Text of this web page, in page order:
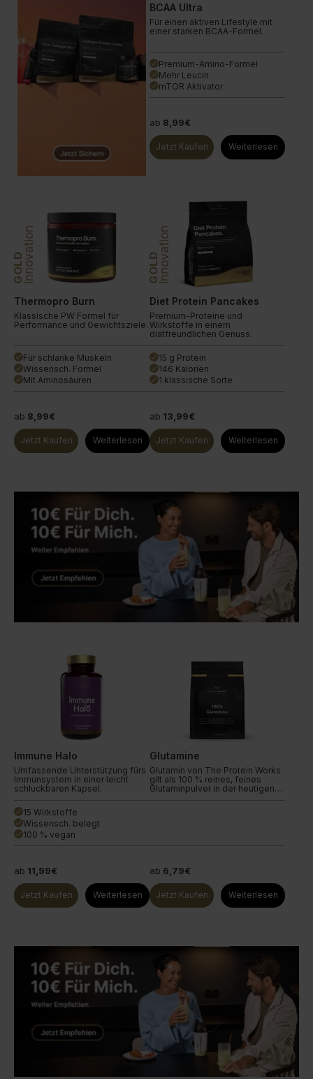
BCAA Ultra
Für einen aktiven Lifestyle mit
einer starken BCAA-Formel.
done Premium-Amino-Formel
done Mehr Leucin
done mTOR Aktivator
ab 8,99€
Jetzt Kaufen Weiterlesen
GOLDInnovation
Thermopro Burn
Klassische PW Formel für
Performance und Gewichtsziele.
done Für schlanke Muskeln
done Wissensch. Formel
done Mit Aminosäuren
ab 8,99€
Jetzt Kaufen Weiterlesen
GOLDInnovation
Diet Protein Pancakes
Premium-Proteine und
Wirkstoffe in einem
diätfreundlichen Genuss.
done 15 g Protein
done 146 Kalorien
done 1 klassische Sorte
ab 13,99€
Jetzt Kaufen Weiterlesen
Immune Halo
Umfassende Unterstützung fürs
Immunsystem in einer leicht
schluckbaren Kapsel.
done 15 Wirkstoffe
done Wissensch. belegt
done 100 % vegan
ab 11,99€
Jetzt Kaufen Weiterlesen
Glutamine
Glutamin von The Protein Works
gilt als 100 % reines, feines
Glutaminpulver in der heutigen
Sporternährung. Glutamin ist die
Verbesserung der Erholung nach
dem Training. Darüber hinaus
sorgt Glutamin für ein effektives
Funktionieren des
Immunsystems. Es hilft dem
Glutaminergänzung kann
außerdem der Blutzuckerspiegel
geregelt werden, was eine
optimale Hirnfunktion fördert.
Unterstützt das Wachstum von
Muskelgewebe Hilft bei der
Wiederherstellung der
Glykogenreserven Fördert eine
schnellere Erholung nach dem
Training
ab 6,79€
Jetzt Kaufen Weiterlesen